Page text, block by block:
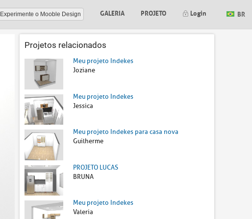
Experimente o Mooble Design GALERIA PROJETO Login BR
Projetos relacionados
Meu projeto Indekes
Joziane
Meu projeto Indekes
Jessica
Meu projeto Indekes para casa nova
Guilherme
PROJETO LUCAS
BRUNA
Meu projeto Indekes
Valeria